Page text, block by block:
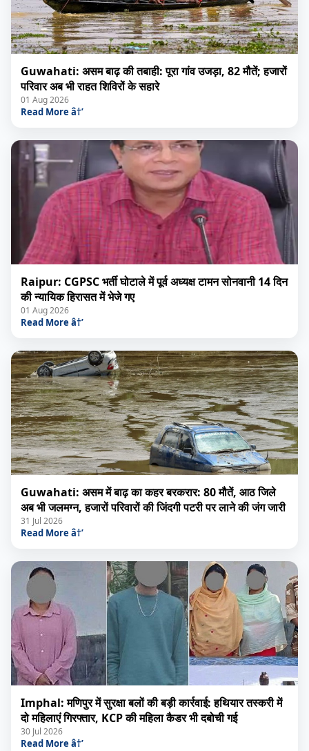
Guwahati: असम बाढ़ की तबाही: पूरा गांव उजड़ा, 82 मौतें; हजारों
परिवार अब भी राहत शिविरों के सहारे
01 Aug 2026
Read More â†’
Raipur: CGPSC भर्ती घोटाले में पूर्व अध्यक्ष टामन सोनवानी 14 दिन
की न्यायिक हिरासत में भेजे गए
01 Aug 2026
Read More â†’
Guwahati: असम में बाढ़ का कहर बरकरार: 80 मौतें, आठ जिले
अब भी जलमग्न, हजारों परिवारों की जिंदगी पटरी पर लाने की जंग जारी
31 Jul 2026
Read More â†’
Imphal: मणिपुर में सुरक्षा बलों की बड़ी कार्रवाई: हथियार तस्करी में
दो महिलाएं गिरफ्तार, KCP की महिला कैडर भी दबोची गई
30 Jul 2026
Read More â†’